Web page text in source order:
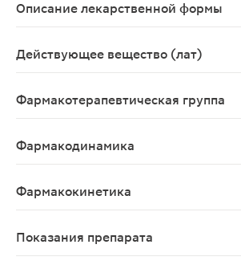
Описание лекарственной формы
Действующее вещество (лат)
Фармакотерапевтическая группа
Фармакодинамика
Фармакокинетика
Показания препарата